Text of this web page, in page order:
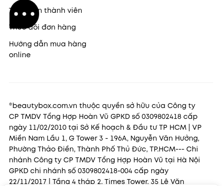
Thông tin thành viên
Theo dõi đơn hàng
Hướng dẫn mua hàng
online
®beautybox.com.vn thuộc quyền sở hữu của Công ty
CP TMDV Tổng Hợp Hoàn Vũ GPKD số 0309802418 cấp
ngày 11/02/2010 tại Sở Kế hoạch & Đầu tư TP HCM | VP
Miền Nam Lầu 1, G Tower 3 - 196A, Nguyễn Văn Hưởng,
Phường Thảo Điền, Thành Phố Thủ Đức, TP.HCM--- Chi
nhánh Công ty CP TMDV Tổng Hợp Hoàn Vũ tại Hà Nội
GPKD chi nhánh số 0309802418-004 cấp ngày
22/11/2017 | Tầng 4 tháp 2, Times Tower, 35 Lê Văn